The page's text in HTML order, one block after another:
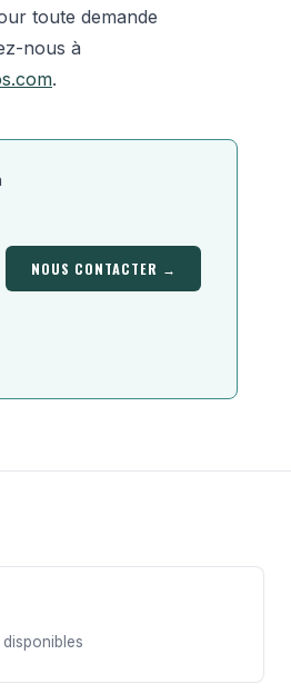
toute demande
nous à
.
NOUS CONTACTER →